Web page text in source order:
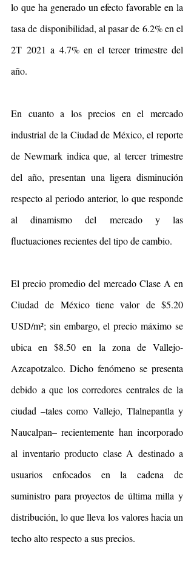
lo que ha generado un efecto favorable en la
tasa de disponibilidad, al pasar de 6.2% en el
2T 2021 a 4.7% en el tercer trimestre del
año.
En cuanto a los precios en el mercado
industrial de la Ciudad de México, el reporte
de Newmark indica que, al tercer trimestre
del año, presentan una ligera disminución
respecto al periodo anterior, lo que responde
al dinamismo del mercado y las
fluctuaciones recientes del tipo de cambio.
El precio promedio del mercado Clase A en
Ciudad de México tiene valor de $5.20
USD/m²; sin embargo, el precio máximo se
ubica en $8.50 en la zona de Vallejo-
Azcapotzalco. Dicho fenómeno se presenta
debido a que los corredores centrales de la
ciudad –tales como Vallejo, Tlalnepantla y
Naucalpan– recientemente han incorporado
al inventario producto clase A destinado a
usuarios enfocados en la cadena de
suministro para proyectos de última milla y
distribución, lo que lleva los valores hacia un
techo alto respecto a sus precios.